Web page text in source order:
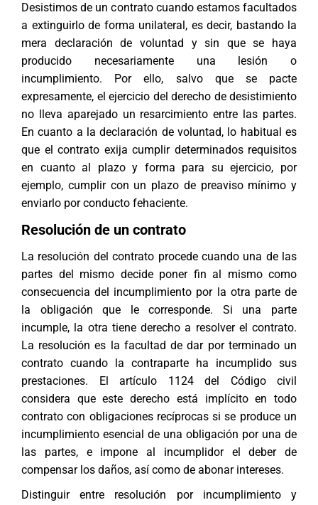
Desistimos de un contrato cuando estamos facultados
a extinguirlo de forma unilateral, es decir, bastando la
mera declaración de voluntad y sin que se haya
producido necesariamente una lesión o
incumplimiento. Por ello, salvo que se pacte
expresamente, el ejercicio del derecho de desistimiento
no lleva aparejado un resarcimiento entre las partes.
En cuanto a la declaración de voluntad, lo habitual es
que el contrato exija cumplir determinados requisitos
en cuanto al plazo y forma para su ejercicio, por
ejemplo, cumplir con un plazo de preaviso mínimo y
enviarlo por conducto fehaciente.
Resolución de un contrato
La resolución del contrato procede cuando una de las
partes del mismo decide poner fin al mismo como
consecuencia del incumplimiento por la otra parte de
la obligación que le corresponde. Si una parte
incumple, la otra tiene derecho a resolver el contrato.
La resolución es la facultad de dar por terminado un
contrato cuando la contraparte ha incumplido sus
prestaciones. El artículo 1124 del Código civil
considera que este derecho está implícito en todo
contrato con obligaciones recíprocas si se produce un
incumplimiento esencial de una obligación por una de
las partes, e impone al incumplidor el deber de
compensar los daños, así como de abonar intereses.
Distinguir entre resolución por incumplimiento y